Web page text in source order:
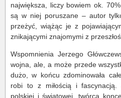
największa, liczy bowiem ok.
są w niej poruszane – autor
przeżyć, wiążąc je z
znikającymi znajomymi z
Wspomnienia Jerzego
wojna, ale, a może przede
dużo, w końcu zdominowała
robi to z miłością i fascynacją.
polskiej i światowej, twórca